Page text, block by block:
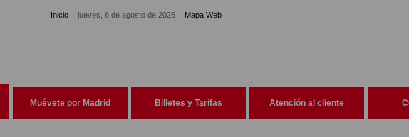
Inicio jueves, 6 de agosto de 2026 Mapa Web
Muévete por Madrid Billetes y Tarifas Atención al cliente